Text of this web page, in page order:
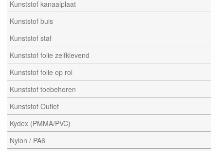
Kunststof kanaalplaat
Kunststof buis
Kunststof staf
Kunststof folie zelfklevend
Kunststof folie op rol
Kunststof toebehoren
Kunststof Outlet
Kydex (PMMA/PVC)
Nylon / PA6